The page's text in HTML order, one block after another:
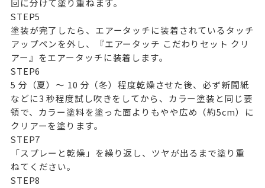
回に分けて塗り重ねます。
STEP5
塗装が完了したら、エアータッチに装着されているタッチ
アップペンを外し、『エアータッチ こだわりセット クリ
アー』をエアータッチに装着します。
STEP6
5 分（夏）～ 10 分（冬）程度乾燥させた後、必ず新聞紙
などに3 秒程度試し吹きをしてから、カラー塗装と同じ要
領で、カラー塗料を塗った面よりもやや広め（約5cm）に
クリアーを塗ります。
STEP7
「スプレーと乾燥」を繰り返し、ツヤが出るまで塗り重
ねてください。
STEP8